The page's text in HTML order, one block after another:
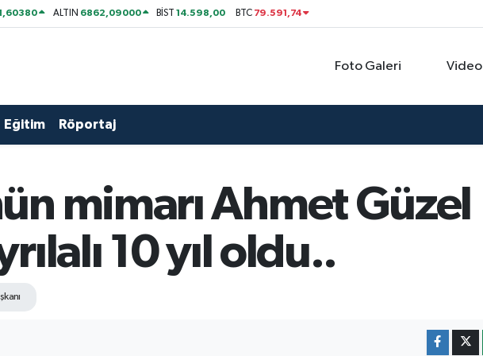
ALTIN 6862,09000 BİST14.598,00 BTC 79.591,74
Foto Galeri Video
Eğitim Röportaj
mimarı Ahmet Güzel
10 yıl oldu..